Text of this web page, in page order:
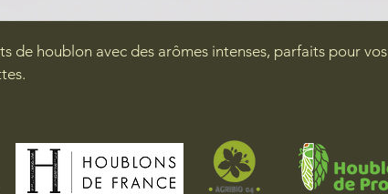
de houblon avec des arômes intenses, parfaits pour vos